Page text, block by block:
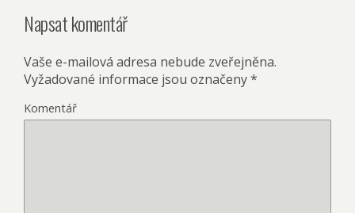
Napsat komentář
Vaše e-mailová adresa nebude zveřejněna.
Vyžadované informace jsou označeny*
Komentář